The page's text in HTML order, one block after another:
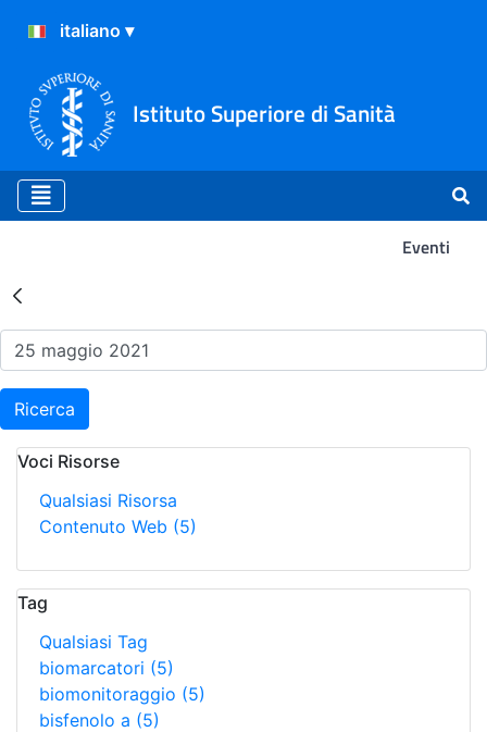
Istituto Superiore di Sanità
Eventi
Risultati della Ricerca -
Ricerca
Voci Risorse
Qualsiasi Risorsa
Contenuto Web (5)
Tag
Qualsiasi Tag
biomarcatori (5)
biomonitoraggio (5)
bisfenolo a (5)